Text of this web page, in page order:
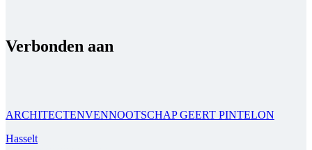
Verbonden aan
ARCHITECTENVENNOOTSCHAP GEERT PINTELON
Hasselt